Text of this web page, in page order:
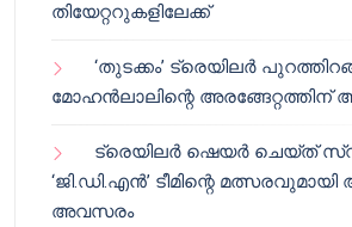
തിയേറ്ററുകളിലേക്ക്
‘തുടക്കം’ ട്രെയിലർ
മോഹൻലാലിന്റെ അരങ്ങേറ്റത്തിന്
ട്രെയിലർ ഷെയർ ചെയ്‌ത്
‘ജി.ഡി.എൻ’ ടീമിന്റെ
അവസരം